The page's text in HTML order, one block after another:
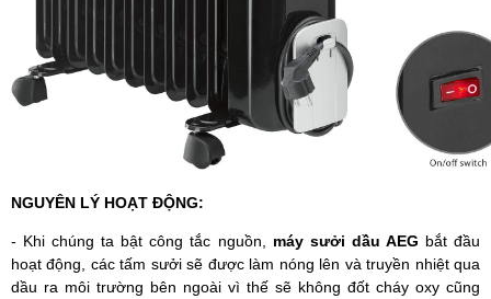
NGUYÊN LÝ HOẠT ĐỘNG:
- Khi chúng ta bật công tắc nguồn, máy sưởi dầu AEG bắt đầu
hoạt động, các tấm sưởi sẽ được làm nóng lên và truyền nhiệt qua
dầu ra môi trường bên ngoài vì thế sẽ không đốt cháy oxy cũng